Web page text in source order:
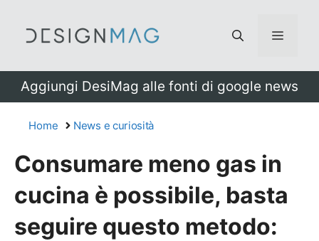
Menu
Aggiungi DesiMag alle fonti di google news
Home News e curiosità
Consumare meno gas in
cucina è possibile, basta
seguire questo metodo: